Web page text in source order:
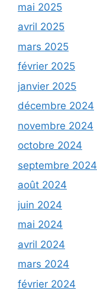
mai 2025
avril 2025
mars 2025
février 2025
janvier 2025
décembre 2024
novembre 2024
octobre 2024
septembre 2024
août 2024
juin 2024
mai 2024
avril 2024
mars 2024
février 2024